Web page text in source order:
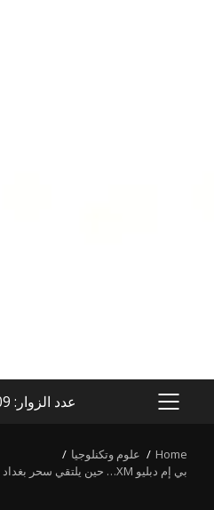
PRIMARY
عدد الزوار: 1115609
Home
علوم وتكنلوجيا
بي إم دبليو XM… حين يلتقي سحر بغداد بقوة المستقبل